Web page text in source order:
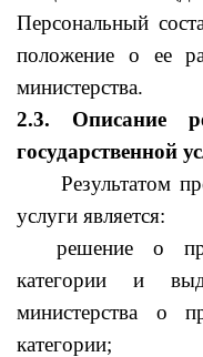
Персональный
положение о ее
министерства.
2.3. Описание
государственной
Результатом
услуги является:
решение о
категории и
министерства о
категории;